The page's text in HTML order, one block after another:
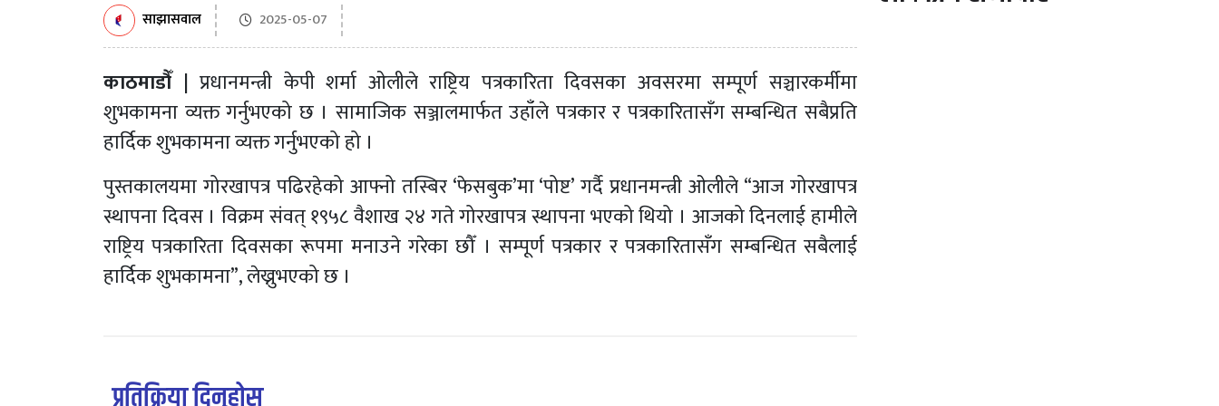
साझासवाल 2025-05-07
काठमाडौँ | प्रधानमन्त्री केपी शर्मा ओलीले राष्ट्रिय पत्रकारिता दिवसका अवसरमा सम्पूर्ण सञ्चारकर्मीमा
शुभकामना व्यक्त गर्नुभएको छ । सामाजिक सञ्जालमार्फत उहाँले पत्रकार र पत्रकारितासँग सम्बन्धित सबैप्रति
हार्दिक शुभकामना व्यक्त गर्नुभएको हो ।
पुस्तकालयमा गोरखापत्र पढिरहेको आफ्नो तस्बिर ‘फेसबुक’मा ‘पोष्ट’ गर्दै प्रधानमन्त्री ओलीले “आज गोरखापत्र
स्थापना दिवस । विक्रम संवत् १९५८ वैशाख २४ गते गोरखापत्र स्थापना भएको थियो । आजको दिनलाई हामीले
राष्ट्रिय पत्रकारिता दिवसका रूपमा मनाउने गरेका छौँ । सम्पूर्ण पत्रकार र पत्रकारितासँग सम्बन्धित सबैलाई
हार्दिक शुभकामना”, लेख्नुभएको छ ।